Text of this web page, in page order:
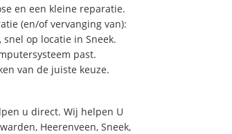
en een kleine reparatie.
(en/of vervanging van):
op locatie in Sneek.
past.
van de juiste keuze.
u direct. Wij helpen U
Heerenveen, Sneek,